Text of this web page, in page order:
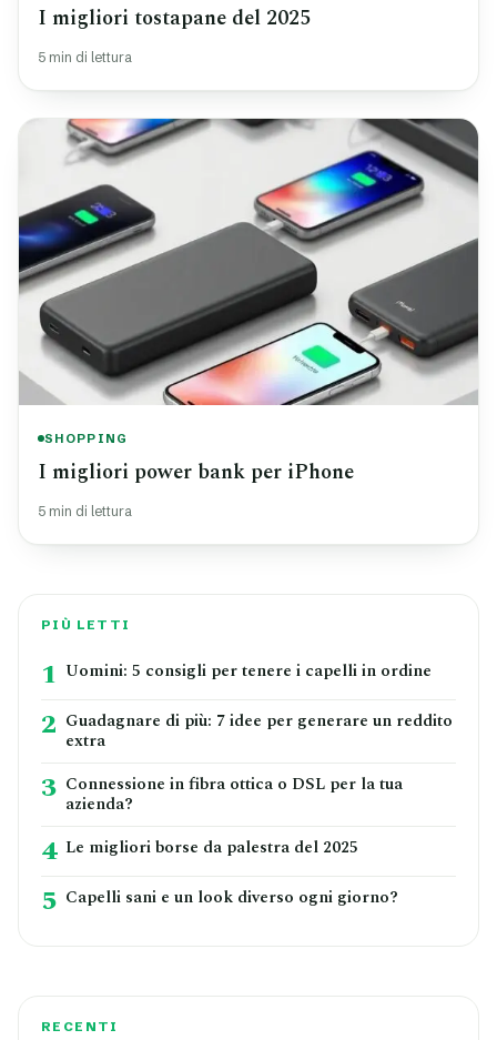
I migliori tostapane del 2025
5 min di lettura
SHOPPING
I migliori power bank per iPhone
5 min di lettura
PIÙ LETTI
1 Uomini: 5 consigli per tenere i capelli in ordine
2 Guadagnare di più: 7 idee per generare un reddito
extra
3 Connessione in fibra ottica o DSL per la tua
azienda?
4 Le migliori borse da palestra del 2025
5 Capelli sani e un look diverso ogni giorno?
RECENTI